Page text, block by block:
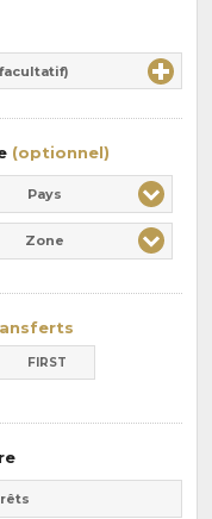
(optionnel)
Pays
Zone
FIRST